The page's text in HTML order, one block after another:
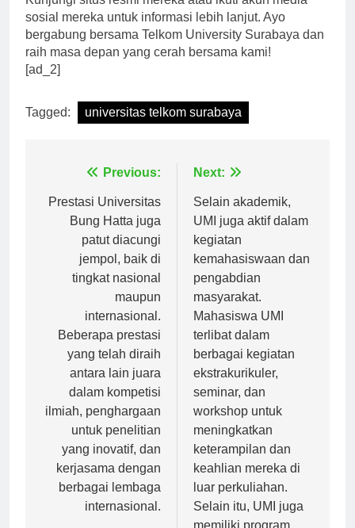
Kunjungi situs resmi mereka atau ikuti akun media
sosial mereka untuk informasi lebih lanjut. Ayo
bergabung bersama Telkom University Surabaya dan
raih masa depan yang cerah bersama kami!
universitas telkom surabaya
pos
Prestasi Universitas
Bung Hatta juga
patut diacungi
jempol, baik di
tingkat nasional
maupun
internasional.
Beberapa prestasi
yang telah diraih
antara lain juara
dalam kompetisi
ilmiah, penghargaan
untuk penelitian
yang inovatif, dan
kerjasama dengan
berbagai lembaga
Selain akademik,
UMI juga aktif dalam
kegiatan
kemahasiswaan dan
pengabdian
masyarakat.
Mahasiswa UMI
terlibat dalam
berbagai kegiatan
ekstrakurikuler,
seminar, dan
workshop untuk
meningkatkan
keterampilan dan
keahlian mereka di
luar perkuliahan.
Selain itu, UMI juga